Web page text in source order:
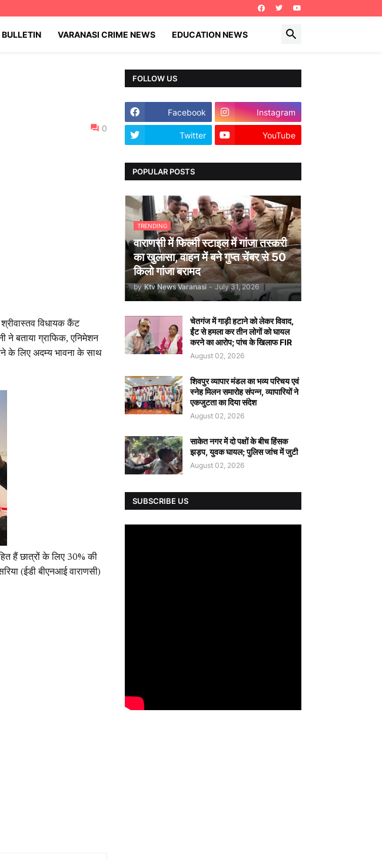
VARANASI CRIME NEWS EDUCATION NEWS
0
विधायक कैंट
ने बताया ग्राफिक, एनिमेशन
के लिए अदम्य भावना के साथ
हैं छात्रों के लिए 30% की
(ईडी बीएनआई वाराणसी)
FOLLOW US
Facebook Instagram
Twitter YouTube
POPULAR POSTS
TRENDING
वाराणसी में फिल्मी स्टाइल में गांजा तस्करी
का खुलासा, वाहन में बने गुप्त चेंबर से 50
किलो गांजा बरामद
by Ktv News Varanasi - July 31, 2026
चेतगंज में गाड़ी हटाने को लेकर विवाद,
ईंट से हमला कर तीन लोगों को घायल
करने का आरोप; पांच के खिलाफ FIR
August 02, 2026
शिवपुर व्यापार मंडल का भव्य परिचय एवं
स्नेह मिलन समारोह संपन्न, व्यापारियों ने
एकजुटता का दिया संदेश
August 02, 2026
साकेत नगर में दो पक्षों के बीच हिंसक
झड़प, युवक घायल; पुलिस जांच में जुटी
August 02, 2026
SUBSCRIBE US